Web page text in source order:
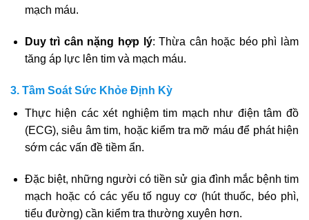
mạch máu.
Duy trì cân nặng hợp lý: Thừa cân hoặc béo phì làm
tăng áp lực lên tim và mạch máu.
3. Tầm Soát Sức Khỏe Định Kỳ
Thực hiện các xét nghiệm tim mạch như điện tâm đồ
(ECG), siêu âm tim, hoặc kiểm tra mỡ máu để phát hiện
sớm các vấn đề tiềm ẩn.
Đặc biệt, những người có tiền sử gia đình mắc bệnh tim
mạch hoặc có các yếu tố nguy cơ (hút thuốc, béo phì,
tiểu đường) cần kiểm tra thường xuyên hơn.